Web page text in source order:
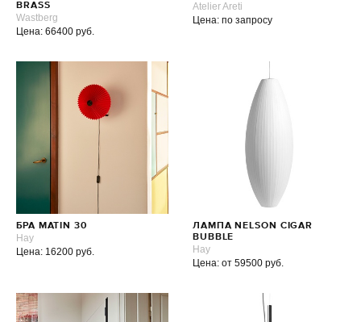
BRASS
Wastberg
Цена: 66400 руб.
Atelier Areti
Цена: по запросу
БРА MATIN 30
Hay
Цена: 16200 руб.
ЛАМПА NELSON CIGAR
BUBBLE
Hay
Цена: от 59500 руб.